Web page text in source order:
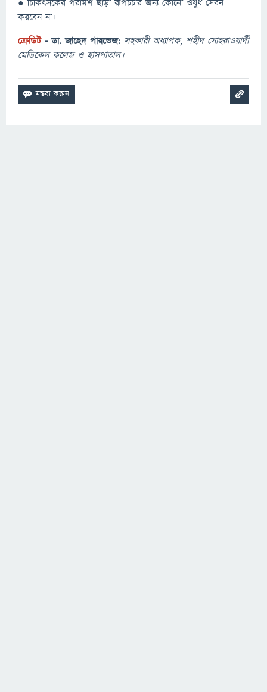
● চিকিৎসকের পরামর্শ ছাড়া রূপচর্চার জন্য কোনো ওষুধ সেবন
করবেন না।
ক্রেডিট- ডা. জাহেদ পারভেজ: সহকারী অধ্যাপক, শহীদ সোহরাওয়ার্দী
মেডিকেল কলেজ ও হাসপাতাল।